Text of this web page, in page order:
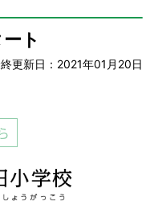
ト
更新日：2021年01月20日